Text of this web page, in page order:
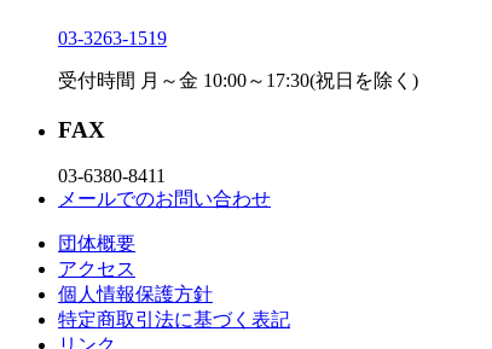
03-3263-1519
受付時間 月～金 10:00～17:30(祝日を除く)
FAX
03-6380-8411
メールでのお問い合わせ
団体概要
アクセス
個⼈情報保護⽅針
特定商取引法に基づく表記